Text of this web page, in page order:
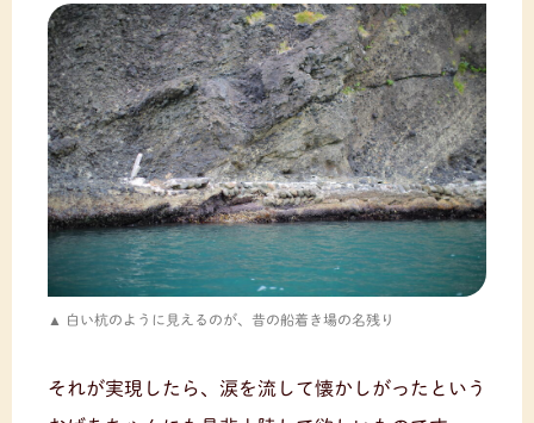
白い杭のように見えるのが、昔の船着き場の名残り
それが実現したら、涙を流して懐かしがったという